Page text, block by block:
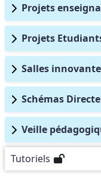
Projets
Projets
Salles
Schémas
Veille
Tutoriels